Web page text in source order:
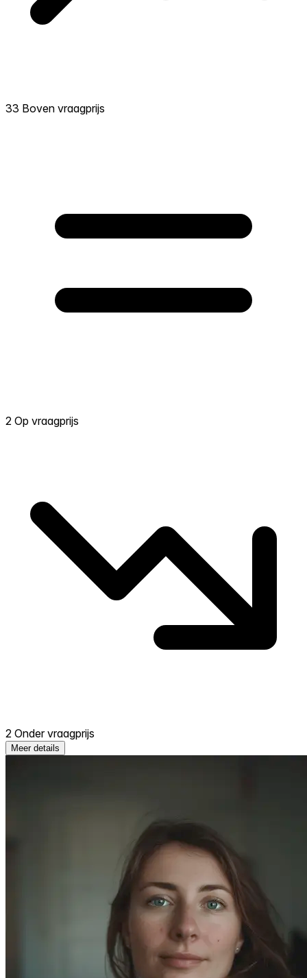
33 Boven vraagprijs
2 Op vraagprijs
2 Onder vraagprijs
Meer details